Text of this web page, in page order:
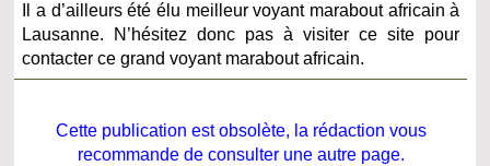
Il a d’ailleurs été élu meilleur voyant marabout africain à
Lausanne. N’hésitez donc pas à visiter ce site pour
contacter ce grand voyant marabout africain.
Cette publication est obsolète, la rédaction vous
recommande de consulter une autre page.